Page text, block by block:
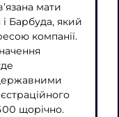
мати
Барбуда, який
компанії.
щорічно.